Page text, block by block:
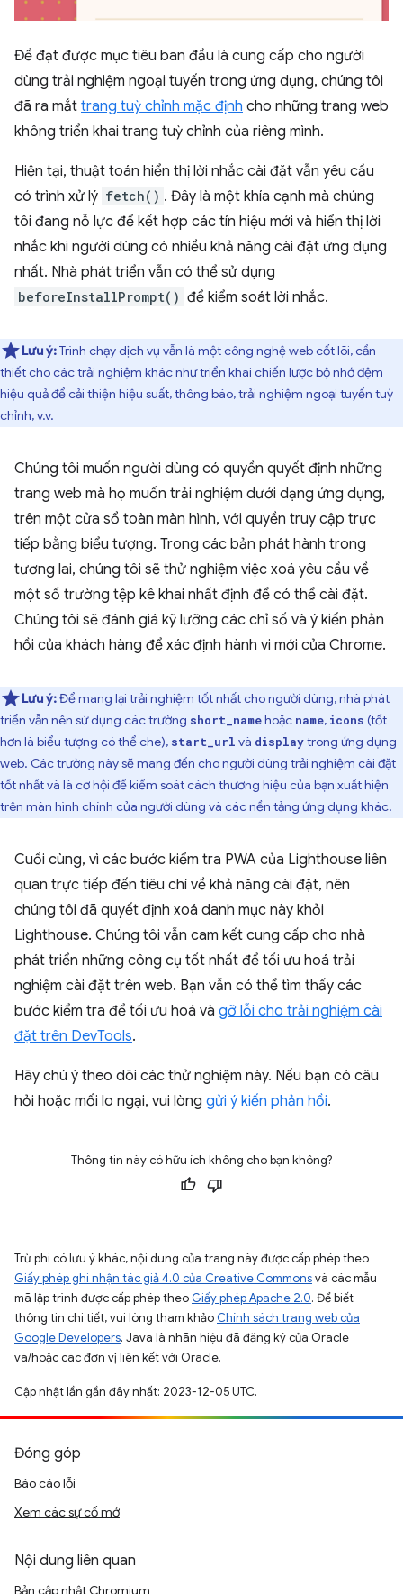
Để đạt được mục tiêu ban đầu là cung cấp cho người
dùng trải nghiệm ngoại tuyến trong ứng dụng, chúng tôi
đã ra mắt trang tuỳ chỉnh mặc định cho những trang web
không triển khai trang tuỳ chỉnh của riêng mình.
Hiện tại, thuật toán hiển thị lời nhắc cài đặt vẫn yêu cầu
có trình xử lý fetch() . Đây là một khía cạnh mà chúng
tôi đang nỗ lực để kết hợp các tín hiệu mới và hiển thị lời
nhắc khi người dùng có nhiều khả năng cài đặt ứng dụng
nhất. Nhà phát triển vẫn có thể sử dụng
beforeInstallPrompt() để kiểm soát lời nhắc.
Lưu ý:Trình chạy dịch vụ vẫn là một công nghệ web cốt lõi, cần
thiết cho các trải nghiệm khác như triển khai chiến lược bộ nhớ đệm
hiệu quả để cải thiện hiệu suất, thông báo, trải nghiệm ngoại tuyến tuỳ
chỉnh, v.v.
Chúng tôi muốn người dùng có quyền quyết định những
trang web mà họ muốn trải nghiệm dưới dạng ứng dụng,
trên một cửa sổ toàn màn hình, với quyền truy cập trực
tiếp bằng biểu tượng. Trong các bản phát hành trong
tương lai, chúng tôi sẽ thử nghiệm việc xoá yêu cầu về
một số trường tệp kê khai nhất định để có thể cài đặt.
Chúng tôi sẽ đánh giá kỹ lưỡng các chỉ số và ý kiến phản
hồi của khách hàng để xác định hành vi mới của Chrome.
Lưu ý:Để mang lại trải nghiệm tốt nhất cho người dùng, nhà phát
triển vẫn nên sử dụng các trường short_namehoặc name, icons (tốt
hơn là biểu tượng có thể che), start_url và displaytrong ứng dụng
web. Các trường này sẽ mang đến cho người dùng trải nghiệm cài đặt
tốt nhất và là cơ hội để kiểm soát cách thương hiệu của bạn xuất hiện
trên màn hình chính của người dùng và các nền tảng ứng dụng khác.
Cuối cùng, vì các bước kiểm tra PWA của Lighthouse liên
quan trực tiếp đến tiêu chí về khả năng cài đặt, nên
chúng tôi đã quyết định xoá danh mục này khỏi
Lighthouse. Chúng tôi vẫn cam kết cung cấp cho nhà
phát triển những công cụ tốt nhất để tối ưu hoá trải
nghiệm cài đặt trên web. Bạn vẫn có thể tìm thấy các
bước kiểm tra để tối ưu hoá và gỡ lỗi cho trải nghiệm cài
đặt trên DevTools.
Hãy chú ý theo dõi các thử nghiệm này. Nếu bạn có câu
hỏi hoặc mối lo ngại, vui lòng gửi ý kiến phản hồi.
Thông tin này có hữu ích không cho bạn không?
Trừ phi có lưu ý khác, nội dung của trang này được cấp phép theo
Giấy phép ghi nhận tác giả 4.0 của Creative Commonsvà các mẫu
mã lập trình được cấp phép theo Giấy phép Apache 2.0. Để biết
thông tin chi tiết, vui lòng tham khảo Chính sách trang web của
Google Developers. Java là nhãn hiệu đã đăng ký của Oracle
và/hoặc các đơn vị liên kết với Oracle.
Cập nhật lần gần đây nhất: 2023-12-05 UTC.
Đóng góp
Báo cáo lỗi
Xem các sự cố mở
Nội dung liên quan
Bản cập nhật Chromium